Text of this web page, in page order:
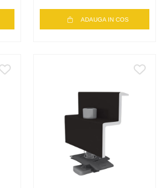
ADAUGA IN COS